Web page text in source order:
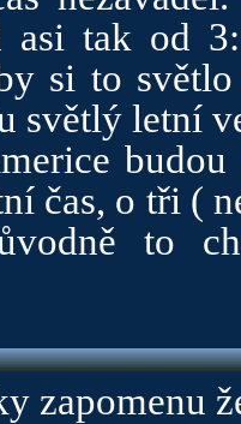
asi tak od
si to
světlý letní
budou
čas, o tři (
to
zapomenu